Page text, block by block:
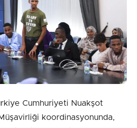
Cumhuriyeti Nuakşot
koordinasyonunda,